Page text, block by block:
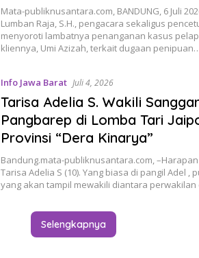
Mata-publiknusantara.com, BANDUNG, 6 Juli
Lumban Raja, S.H., pengacara sekaligus
menyoroti lambatnya penanganan kasus
kliennya, Umi Azizah, terkait dugaan
Info Jawa Barat Juli 4, 2026
Tarisa Adelia S. Wakili
Pangbarep di Lomba Tari
Provinsi “Dera Kinarya”
Bandung.mata-publiknusantara.com,
Tarisa Adelia S (10). Yang biasa di pangil Adel ,
yang akan tampil mewakili diantara
Selengkapnya